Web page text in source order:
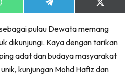
Share
on
Share
on
(Twitter)
pulau Dewata memang
dikunjungi. Kaya dengan tarikan
adat dan budaya masyarakat
kunjungan Mohd Hafiz dan